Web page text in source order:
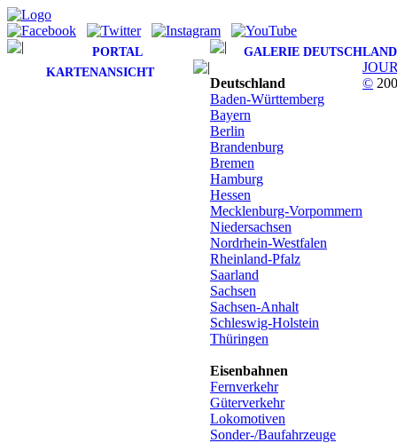
PORTAL
GALERIE DEUTSCHLAND
KARTENANSICHT
Deutschland
Baden-Württemberg
Bayern
Berlin
Brandenburg
Bremen
Hamburg
Hessen
Mecklenburg-Vorpommern
Niedersachsen
Nordrhein-Westfalen
Rheinland-Pfalz
Saarland
Sachsen
Sachsen-Anhalt
Schleswig-Holstein
Thüringen
Eisenbahnen
Fernverkehr
Güterverkehr
Lokomotiven
Sonder-/Baufahrzeuge
©